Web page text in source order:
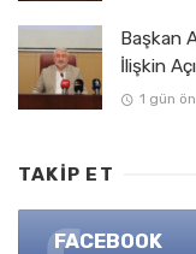
Başkan
İlişkin
1 gün
TAKIP ET
FACEBOOK